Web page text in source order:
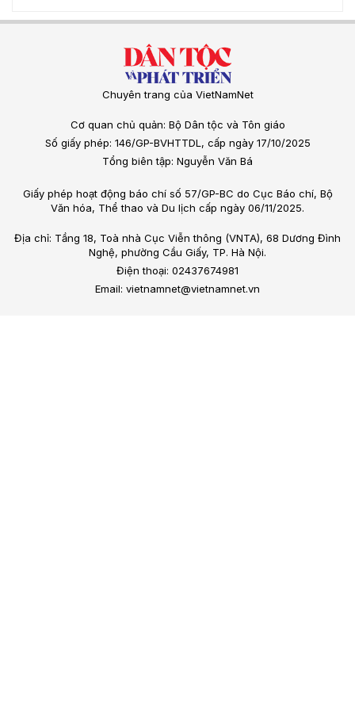
Chuyên trang của VietNamNet
Cơ quan chủ quản: Bộ Dân tộc và Tôn giáo
Số giấy phép: 146/GP-BVHTTDL, cấp ngày 17/10/2025
Tổng biên tập: Nguyễn Văn Bá
Giấy phép hoạt động báo chí số 57/GP-BC do Cục Báo chí, Bộ
Văn hóa, Thể thao và Du lịch cấp ngày 06/11/2025.
Địa chỉ: Tầng 18, Toà nhà Cục Viễn thông (VNTA), 68 Dương Đình
Nghệ, phường Cầu Giấy, TP. Hà Nội.
Điện thoại: 02437674981
Email: vietnamnet@vietnamnet.vn